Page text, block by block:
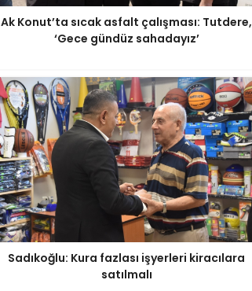
Ak Konut’ta sıcak asfalt çalışması: Tutdere,
‘Gece gündüz sahadayız’
Sadıkoğlu: Kura fazlası işyerleri kiracılara
satılmalı